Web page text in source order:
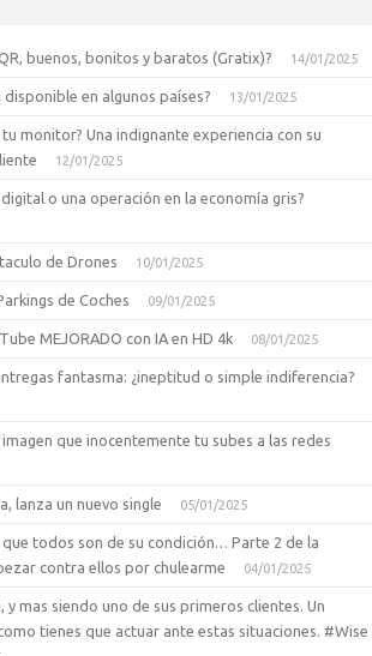
buenos, bonitos y baratos (Gratix)? 14/01/2025
en algunos países? 13/01/2025
tu monitor? Una indignante experiencia con su
12/01/2025
digital o una operación en la economía gris?
de Drones 10/01/2025
de Coches 09/01/2025
MEJORADO con IA en HD 4k 08/01/2025
fantasma: ¿ineptitud o simple indiferencia?
que inocentemente tu subes a las redes
lanza un nuevo single 05/01/2025
todos son de su condición… Parte 2 de la
contra ellos por chulearme
04/01/2025
y mas siendo uno de sus primeros clientes. Un
tienes que actuar ante estas situaciones. #Wise